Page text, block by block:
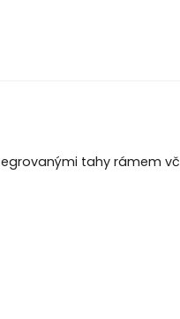
tahy rámem